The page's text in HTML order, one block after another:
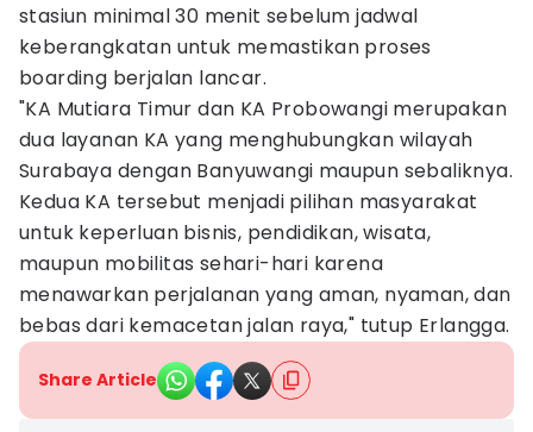
stasiun minimal 30 menit sebelum jadwal
keberangkatan untuk memastikan proses
boarding berjalan lancar.
"KA Mutiara Timur dan KA Probowangi merupakan
dua layanan KA yang menghubungkan wilayah
Surabaya dengan Banyuwangi maupun sebaliknya.
Kedua KA tersebut menjadi pilihan masyarakat
untuk keperluan bisnis, pendidikan, wisata,
maupun mobilitas sehari-hari karena
menawarkan perjalanan yang aman, nyaman, dan
bebas dari kemacetan jalan raya," tutup Erlangga.
Share Article